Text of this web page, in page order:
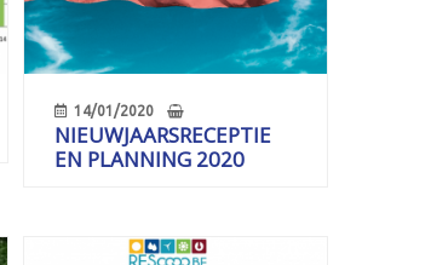
14/01/2020
NIEUWJAARSRECEPTIE
EN PLANNING 2020